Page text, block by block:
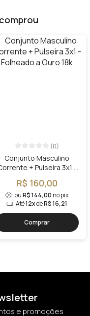
(0)
Conjunto Masculino
+ Pulseira 3x1 -
Folheado a Ouro 18k
R$ 160,00
ouR$ 144,00 no pix
Até12xdeR$ 16,21
Comprar
e promoções